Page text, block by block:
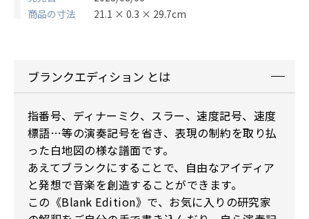
商品の寸法
21.1 × 0.3 × 29.7cm
ブランクエディション とは
指番号、ディナーミク、スラー、速度記号、速度
標語…等の演奏記号を省き、表現の制約を取り払
った白地図の様な譜面です。
あえてブランクにすることで、自由なアイディア
と発想で音楽を創造することができます。
この《Blank Edition》で、お気に入りの研究家